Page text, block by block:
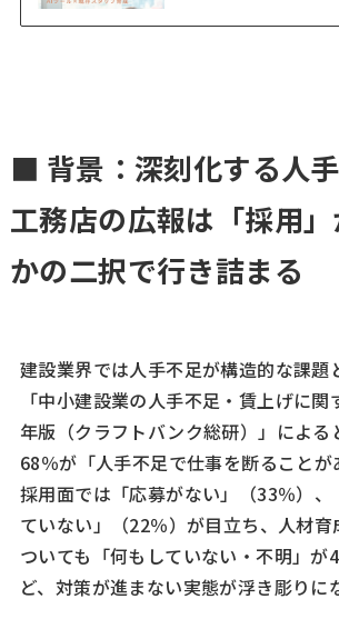
■ 背景：深刻化する人手
工務店の広報は「採用」
かの二択で行き詰まる
建設業界では人手不足が構造的な課題
「中小建設業の人手不足・賃上げに
年版（クラフトバンク総研）」による
68％が「人手不足で仕事を断ることが
採用面では「応募がない」（33％）、
ていない」（22％）が目立ち、人材
ついても「何もしていない・不明」が
ど、対策が進まない実態が浮き彫りに